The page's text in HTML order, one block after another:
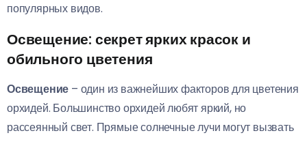
популярных видов.
Освещение: секрет ярких красок и
обильного цветения
Освещение – один из важнейших факторов для цветения
орхидей. Большинство орхидей любят яркий, но
рассеянный свет. Прямые солнечные лучи могут вызвать